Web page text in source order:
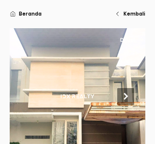
Beranda Kembali
Dijual